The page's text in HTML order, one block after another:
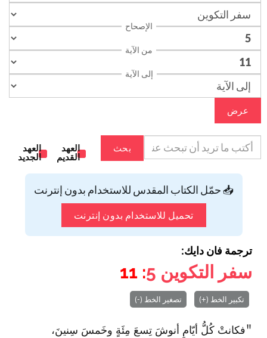
الإصحاح
من الآية
إلى الآية
عرض
بحث
العهد
القديم
العهد
الجديد
📥 حمّل الكتاب المقدس للاستخدام بدون إنترنت
تحميل للاستخدام بدون إنترنت
ترجمة فان دايك:
سفر التكوين 5
: 11
تكبير الخط (+) تصغير الخط (-)
"فكانتْ كُلُّ أيّامِ أنوشَ تِسعَ مِئَةٍ وخَمسَ سِنينَ،